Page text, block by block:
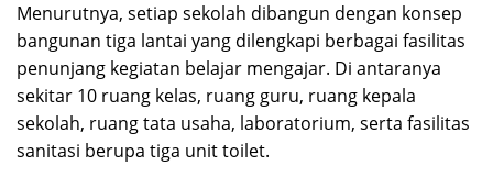
Menurutnya, setiap sekolah dibangun dengan konsep
bangunan tiga lantai yang dilengkapi berbagai fasilitas
penunjang kegiatan belajar mengajar. Di antaranya
sekitar 10 ruang kelas, ruang guru, ruang kepala
sekolah, ruang tata usaha, laboratorium, serta fasilitas
sanitasi berupa tiga unit toilet.